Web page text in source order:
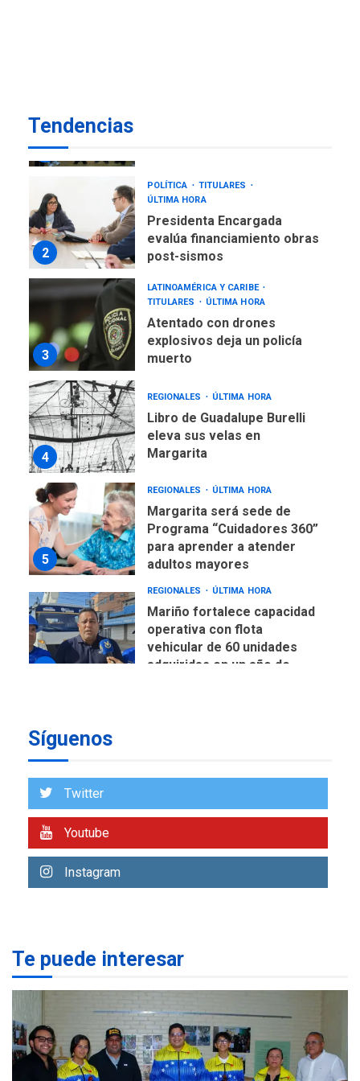
Tendencias
1
2
POLÍTICA
TITULARES
ÚLTIMA HORA
Presidenta Encargada
evalúa financiamiento obras
post-sismos
3
LATINOAMÉRICA Y CARIBE
TITULARES
ÚLTIMA HORA
Atentado con drones
explosivos deja un policía
muerto
4
REGIONALES ÚLTIMA HORA
Libro de Guadalupe Burelli
eleva sus velas en
Margarita
5
REGIONALES ÚLTIMA HORA
Margarita será sede de
Programa “Cuidadores 360”
para aprender a atender
adultos mayores
6
REGIONALES ÚLTIMA HORA
Mariño fortalece capacidad
operativa con flota
vehicular de 60 unidades
adquiridas en un año de
7
la altura de Macho Muerto
1
REGIONALES ÚLTIMA HORA
Núcleo del Sistema de
2
evalúa financiamiento obras
LATINOAMÉRICA Y CARIBE
TITULARES
ÚLTIMA HORA
Atentado con drones
explosivos deja un policía
Síguenos
Twitter
Youtube
Instagram
Te puede interesar